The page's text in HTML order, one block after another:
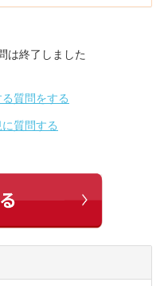
は終了しました
質問をする
質問する